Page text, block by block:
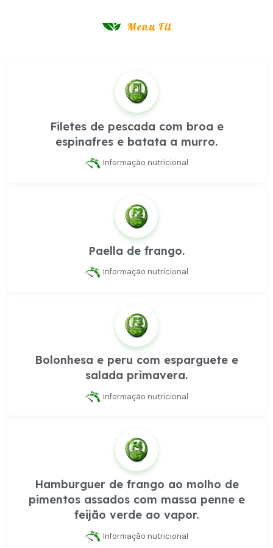
Menu Fit
Filetes de pescada com broa e
espinafres e batata a murro.
Informação nutricional
Paella de frango.
Informação nutricional
Bolonhesa e peru com esparguete e
salada primavera.
Informação nutricional
Hamburguer de frango ao molho de
pimentos assados com massa penne e
feijão verde ao vapor.
Informação nutricional